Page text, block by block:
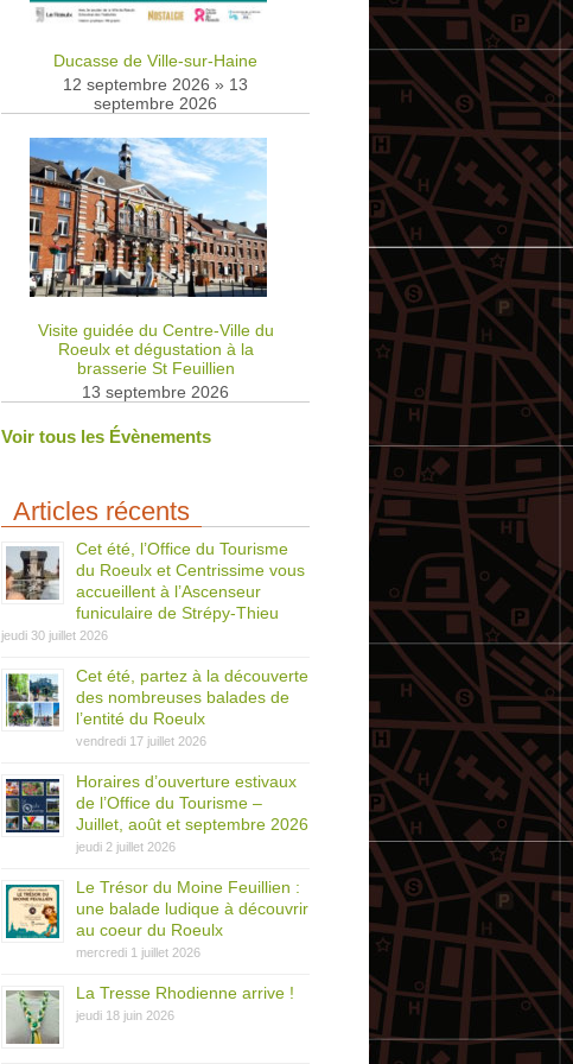
Ducasse de Ville-sur-Haine
12 septembre 2026 » 13
septembre 2026
Visite guidée du Centre-Ville du
Roeulx et dégustation à la
brasserie St Feuillien
13 septembre 2026
Voir tous les Évènements
Articles récents
Cet été, l’Office du Tourisme
du Roeulx et Centrissime vous
accueillent à l’Ascenseur
funiculaire de Strépy-Thieu
jeudi 30 juillet 2026
Cet été, partez à la découverte
des nombreuses balades de
l’entité du Roeulx
vendredi 17 juillet 2026
Horaires d’ouverture estivaux
de l’Office du Tourisme –
Juillet, août et septembre 2026
jeudi 2 juillet 2026
Le Trésor du Moine Feuillien :
une balade ludique à découvrir
au coeur du Roeulx
mercredi 1 juillet 2026
La Tresse Rhodienne arrive !
jeudi 18 juin 2026